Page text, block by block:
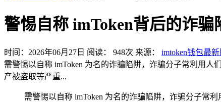
警惕自称 imToken背后的诈
时间：2026年06月27日 阅读： 948次 来源： imtoken钱包最
需警惕以自称 imToken 为名的诈骗陷阱，诈骗分子常利用
产被盗取等严重...
需警惕以自称 imToken 为名的诈骗陷阱，诈骗分子常